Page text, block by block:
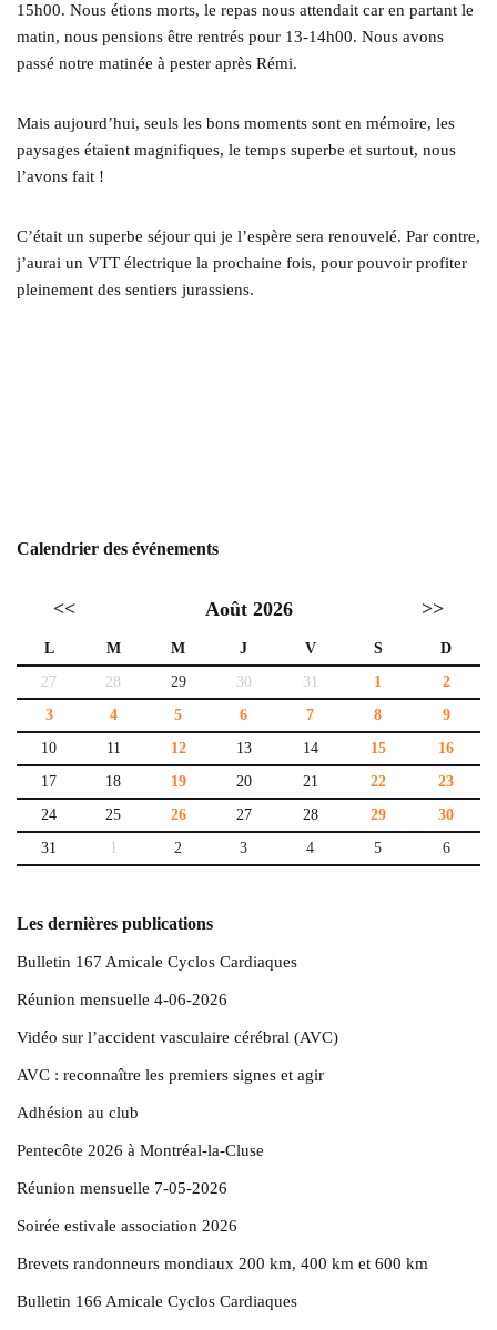
15h00. Nous étions morts, le repas nous attendait car en partant le
matin, nous pensions être rentrés pour 13-14h00. Nous avons
passé notre matinée à pester après Rémi.
Mais aujourd’hui, seuls les bons moments sont en mémoire, les
paysages étaient magnifiques, le temps superbe et surtout, nous
l’avons fait !
C’était un superbe séjour qui je l’espère sera renouvelé. Par contre,
j’aurai un VTT électrique la prochaine fois, pour pouvoir profiter
pleinement des sentiers jurassiens.
Calendrier des événements
<< Août 2026 >>
L M M J V S
D
27
28 29 30 31 1
2
3
4 5 6 7 8
9
10
11 12 13 14 15
16
17
18 19 20 21 22
23
24
25 26 27 28 29
30
31
1 2 3 4 5 6
Les dernières publications
Bulletin 167 Amicale Cyclos Cardiaques
Réunion mensuelle 4-06-2026
Vidéo sur l’accident vasculaire cérébral (AVC)
AVC : reconnaître les premiers signes et agir
Adhésion au club
Pentecôte 2026 à Montréal-la-Cluse
Réunion mensuelle 7-05-2026
Soirée estivale association 2026
Brevets randonneurs mondiaux 200 km, 400 km et 600 km
Bulletin 166 Amicale Cyclos Cardiaques